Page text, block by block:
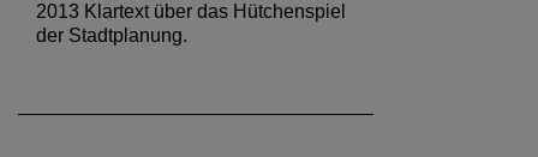
2013 Klartext über das Hütchenspiel
der Stadtplanung.